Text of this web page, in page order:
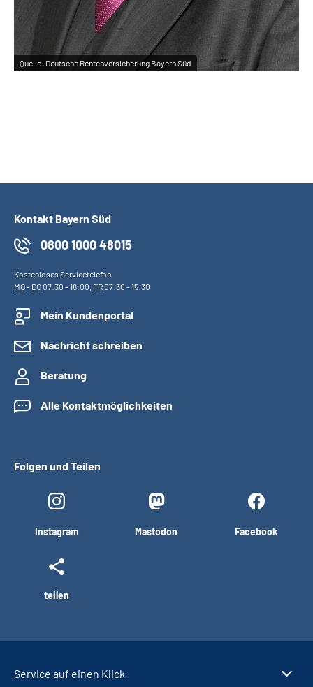
Quelle: Deutsche Rentenversicherung Bayern Süd
Kontakt Bayern Süd
0800 1000 48015
Kostenloses Servicetelefon
MO- DO07:30 - 18:00, FR07:30 - 15:30
Mein Kundenportal
Nachricht schreiben
Beratung
Alle Kontaktmöglichkeiten
Folgen und Teilen
Instagram Mastodon Facebook
teilen
Service auf einen Klick